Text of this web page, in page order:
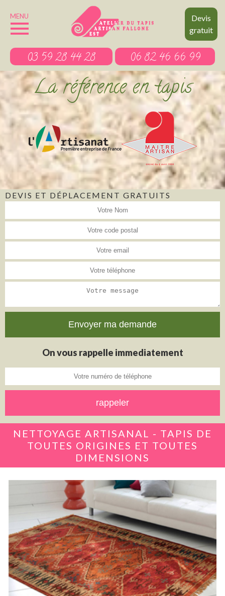
Devis
gratuit
MENU
03 59 28 44 28 06 82 46 66 99
La référence en tapis
DEVIS ET DÉPLACEMENT GRATUITS
On vous rappelle immediatement
NETTOYAGE ARTISANAL - TAPIS DE
TOUTES ORIGINES ET TOUTES
DIMENSIONS